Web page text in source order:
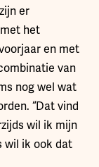
er
het
en met
van
nog wel wat
“Dat vind
wil ik mijn
wil ik ook dat